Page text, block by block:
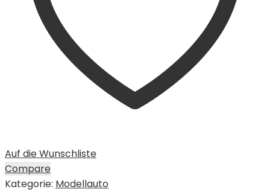
Auf die Wunschliste
Compare
Kategorie: Modellauto